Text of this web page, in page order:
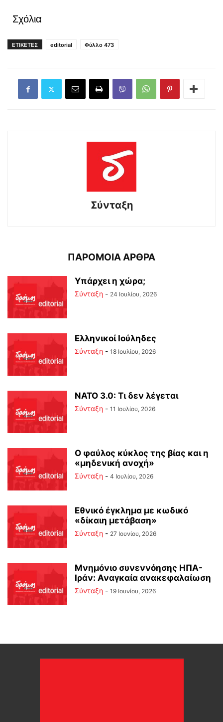
Σχόλια
ΕΤΙΚΕΤΕΣ editorial Φύλλο 473
Σύνταξη
ΠΑΡΟΜΟΙΑ ΑΡΘΡΑ
Υπάρχει η χώρα;
Σύνταξη - 24 Ιουλίου, 2026
Ελληνικοί Ιούληδες
Σύνταξη - 18 Ιουλίου, 2026
ΝΑΤΟ 3.0: Τι δεν λέγεται
Σύνταξη - 11 Ιουλίου, 2026
Ο φαύλος κύκλος της βίας και η
«μηδενική ανοχή»
Σύνταξη - 4 Ιουλίου, 2026
Εθνικό έγκλημα με κωδικό
«δίκαιη μετάβαση»
Σύνταξη - 27 Ιουνίου, 2026
Μνημόνιο συνεννόησης ΗΠΑ-
Ιράν: Αναγκαία ανακεφαλαίωση
Σύνταξη - 19 Ιουνίου, 2026